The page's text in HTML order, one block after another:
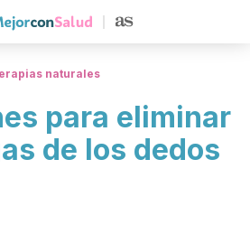
naturales
para eliminar
de los dedos